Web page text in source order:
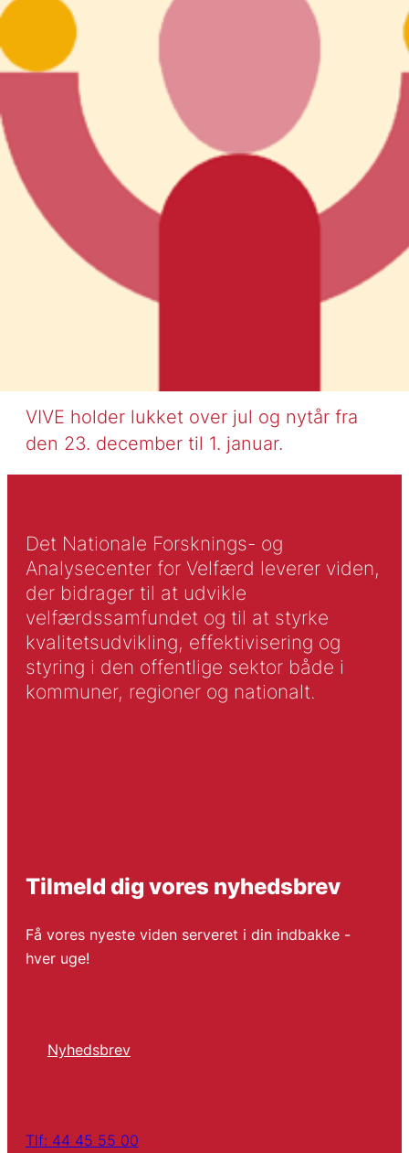
VIVE holder lukket over jul og nytår fra
den 23. december til 1. januar.
Det Nationale Forsknings- og
Analysecenter for Velfærd leverer viden,
der bidrager til at udvikle
velfærdssamfundet og til at styrke
kvalitetsudvikling, effektivisering og
styring i den offentlige sektor både i
kommuner, regioner og nationalt.
Tilmeld dig vores nyhedsbrev
Få vores nyeste viden serveret i din indbakke -
hver uge!
Nyhedsbrev
Tlf: 44 45 55 00